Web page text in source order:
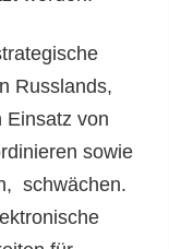
Russlands,
Einsatz von
sowie
schwächen.